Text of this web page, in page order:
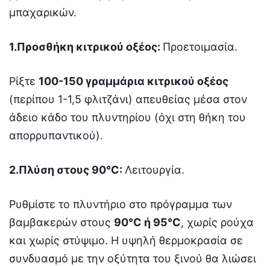
μπαχαρικών.
1.Προσθήκη κιτρικού οξέος: Προετοιμασία.
Ρίξτε 100-150 γραμμάρια κιτρικού οξέος
(περίπου 1-1,5 φλιτζάνι) απευθείας μέσα στον
άδειο κάδο του πλυντηρίου (όχι στη θήκη του
απορρυπαντικού).
2.Πλύση στους 90°C: Λειτουργία.
Ρυθμίστε το πλυντήριο στο πρόγραμμα των
βαμβακερών στους 90°C ή 95°C, χωρίς ρούχα
και χωρίς στύψιμο. Η υψηλή θερμοκρασία σε
συνδυασμό με την οξύτητα του ξινού θα λιώσει